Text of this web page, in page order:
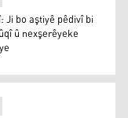
hiqûqî û
Ji bo aştiyê pêdivî bi
û nexşerêyeke